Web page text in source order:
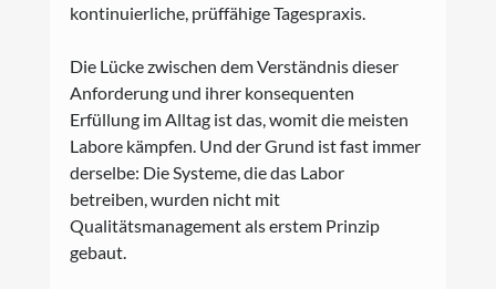
kontinuierliche, prüffähige Tagespraxis.
Die Lücke zwischen dem Verständnis dieser
Anforderung und ihrer konsequenten
Erfüllung im Alltag ist das, womit die meisten
Labore kämpfen. Und der Grund ist fast immer
derselbe: Die Systeme, die das Labor
betreiben, wurden nicht mit
Qualitätsmanagement als erstem Prinzip
gebaut.